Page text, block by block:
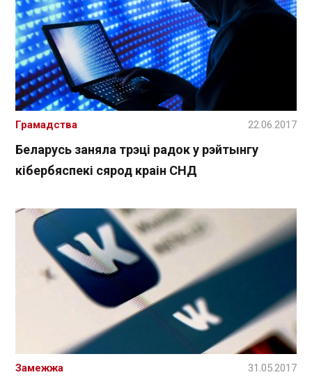
Беларусь заняла трэці радок у рэйтынгу
кібербяспекі сярод краін СНД
Грамадства 22.06.2017
Замежжа 31.05.2017